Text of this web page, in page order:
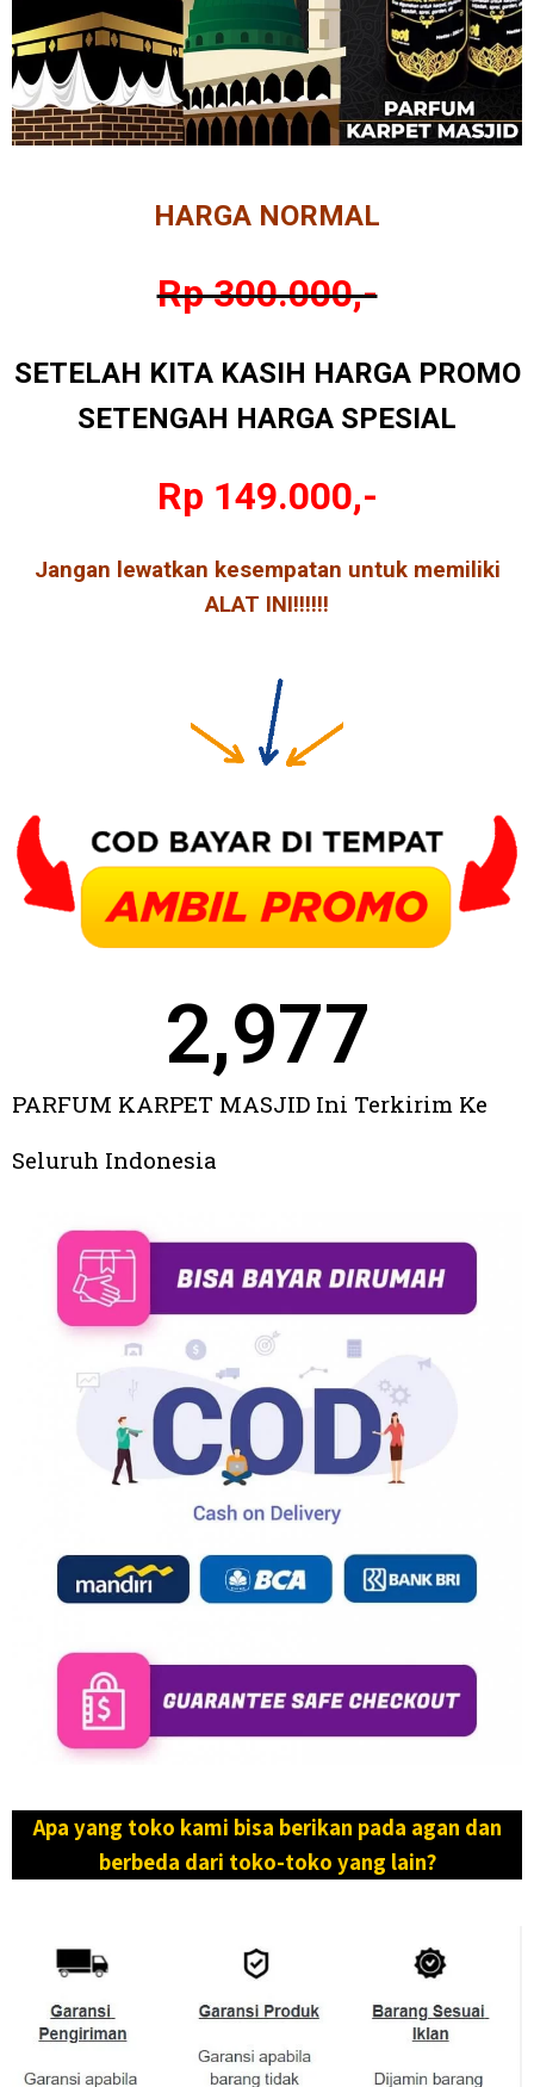
HARGA NORMAL
Rp 300.000,-
SETELAH KITA KASIH HARGA PROMO
SETENGAH HARGA SPESIAL
Rp 149.000,-
Jangan lewatkan kesempatan untuk memiliki
ALAT INI!!!!!!
PARFUM KARPET MASJID Ini Terkirim Ke
Seluruh Indonesia
2,977
Apa yang toko kami bisa berikan pada agan dan
berbeda dari toko-toko yang lain?